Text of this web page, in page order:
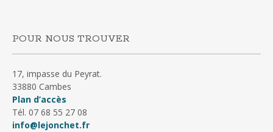
POUR NOUS TROUVER
17, impasse du Peyrat.
33880 Cambes
Plan d’accès
Tél. 07 68 55 27 08
info@lejonchet.fr